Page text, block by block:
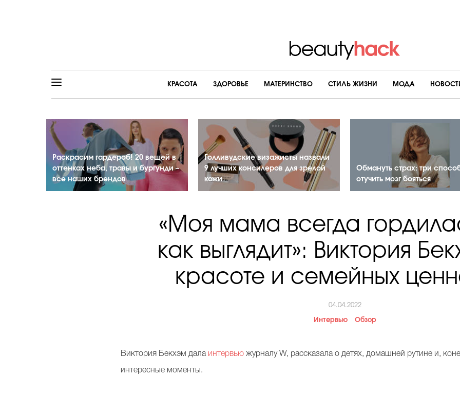
КРАСОТА ЗДОРОВЬЕ МАТЕРИНСТВО CТИЛЬ ЖИЗНИ МОДА
Раскрасим гардероб! 20 вещей в
оттенках неба, травы и бургунди –
все наших брендов
Голливудские визажисты назвали
9 лучших консилеров для зрелой
кожи
Обмануть страх: три
отучить мозг бояться
«Моя мама всегда
как выглядит»: Виктория
красоте и семейных
04.04.2022
Интервью Обзор
Виктория Бекхэм дала интервью журналу W, рассказала о детях, домашней рутине и,
интересные моменты.